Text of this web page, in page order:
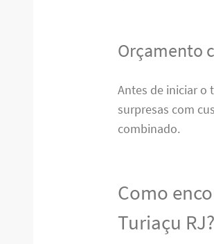
Orçamento
Antes de iniciar o
surpresas com
combinado.
Como
Turiaçu RJ?